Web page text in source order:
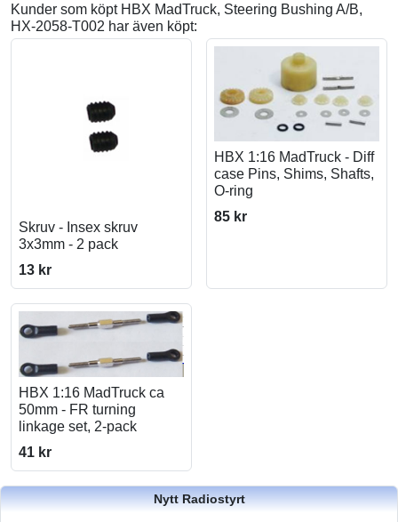
Kunder som köpt HBX MadTruck, Steering Bushing A/B,
HX-2058-T002 har även köpt:
Skruv - Insex skruv
3x3mm - 2 pack
13 kr
HBX 1:16 MadTruck - Diff
case Pins, Shims, Shafts,
O-ring
85 kr
HBX 1:16 MadTruck ca
50mm - FR turning
linkage set, 2-pack
41 kr
Nytt Radiostyrt